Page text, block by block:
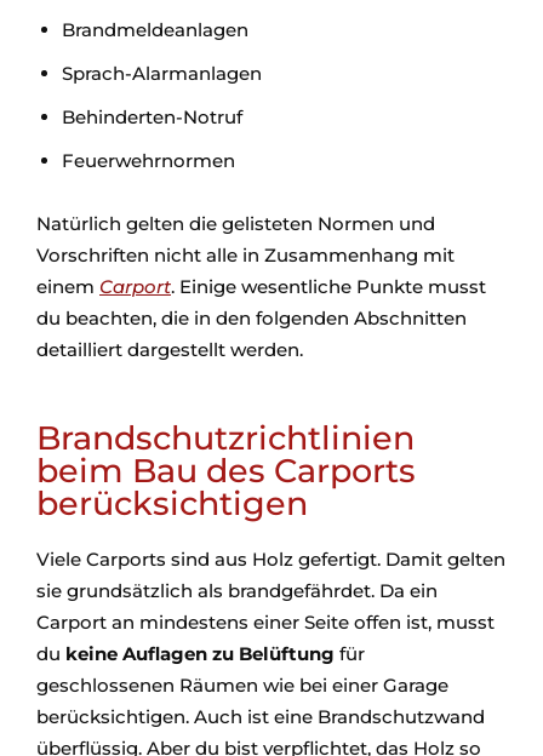
Brandmeldeanlagen
Sprach-Alarmanlagen
Behinderten-Notruf
Feuerwehrnormen
Natürlich gelten die gelisteten Normen und
Vorschriften nicht alle in Zusammenhang mit
einem Carport. Einige wesentliche Punkte musst
du beachten, die in den folgenden Abschnitten
detailliert dargestellt werden.
Brandschutzrichtlinien
beim Bau des Carports
berücksichtigen
Viele Carports sind aus Holz gefertigt. Damit gelten
sie grundsätzlich als brandgefährdet. Da ein
Carport an mindestens einer Seite offen ist, musst
du keine Auflagen zu Belüftung für
geschlossenen Räumen wie bei einer Garage
berücksichtigen. Auch ist eine Brandschutzwand
überflüssig. Aber du bist verpflichtet, das Holz so